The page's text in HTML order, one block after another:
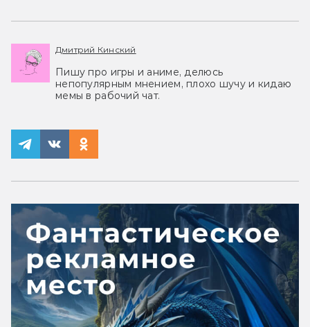
Дмитрий Кинский
Пишу про игры и аниме, делюсь
непопулярным мнением, плохо шучу и кидаю
мемы в рабочий чат.